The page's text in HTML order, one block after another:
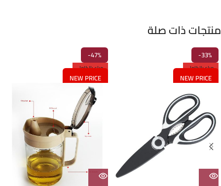
منتجات ذات صلة
-33%
مباع بالكامل
NEW PRICE
-47%
مباع بالكامل
NEW PRICE